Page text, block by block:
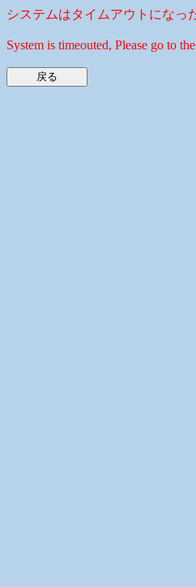
システムはタイムアウトになっ
System is timeouted, Please go to